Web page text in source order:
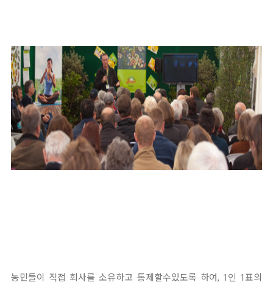
농민들이 직접 회사를 소유하고 통제할수있도록 하여, 1인 1표의